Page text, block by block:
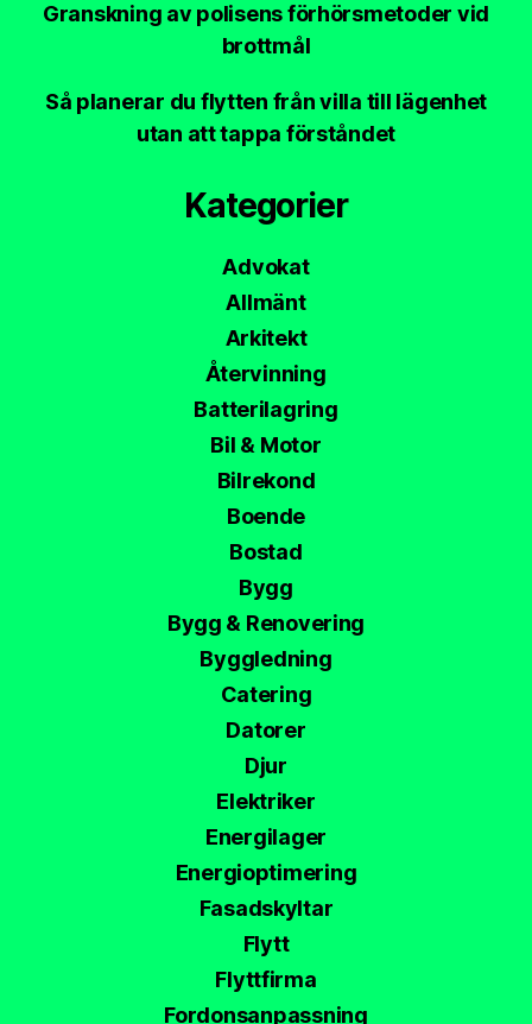
Granskning av polisens förhörsmetoder vid
brottmål
Så planerar du flytten från villa till lägenhet
utan att tappa förståndet
Kategorier
Advokat
Allmänt
Arkitekt
Återvinning
Batterilagring
Bil & Motor
Bilrekond
Boende
Bostad
Bygg
Bygg & Renovering
Byggledning
Catering
Datorer
Djur
Elektriker
Energilager
Energioptimering
Fasadskyltar
Flytt
Flyttfirma
Fordonsanpassning